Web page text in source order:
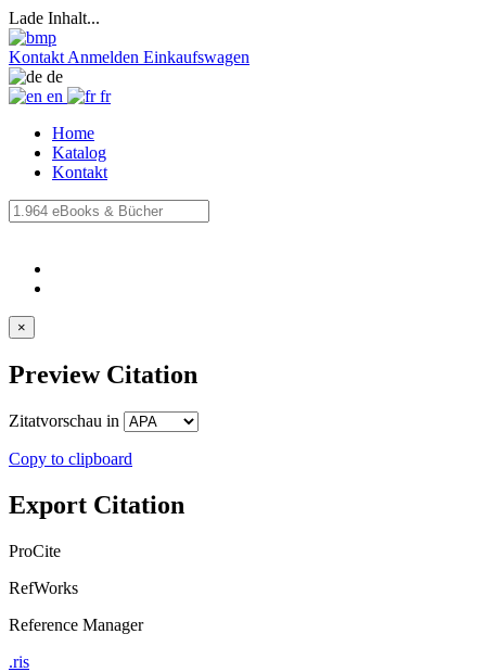
Lade Inhalt...
Kontakt Anmelden Einkaufswagen
de
en
fr
Home
Katalog
Kontakt
×
Preview Citation
Zitatvorschau in
Copy to clipboard
Export Citation
ProCite
RefWorks
Reference Manager
.ris